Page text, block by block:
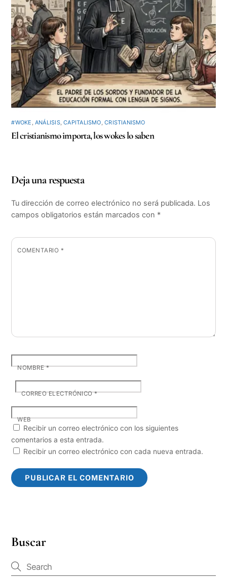
#WOKE ANÁLISIS,CAPITALISMO ,CRISTIANISMO
El cristianismo importa, los wokes lo saben
Deja una respuesta
Tu dirección de correo electrónico no será publicada. Los
campos obligatorios están marcados con *
COMENTARIO *
NOMBRE*
CORREO ELECTRÓNICO*
WEB
Recibir un correo electrónico con los siguientes
comentarios a esta entrada.
Recibir un correo electrónico con cada nueva entrada.
Buscar